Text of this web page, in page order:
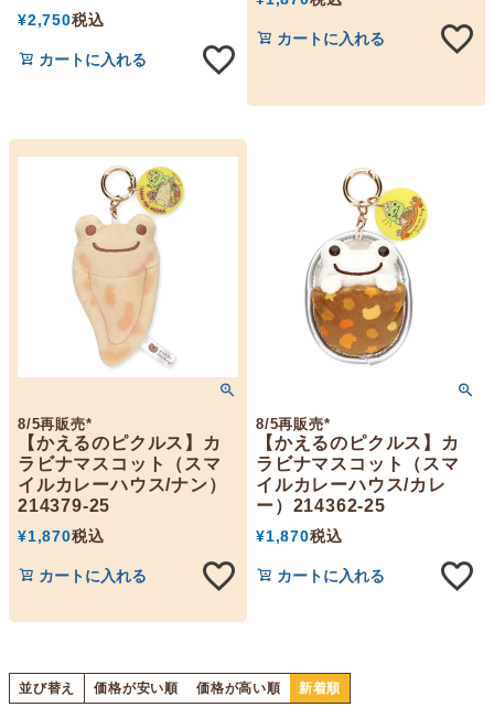
¥2,750税込
カートに入れる
カートに入れる
8/5再販売*
【かえるのピクルス】カ
ラビナマスコット（スマ
イルカレーハウス/ナン）
214379-25
¥1,870税込
カートに入れる
8/5再販売*
【かえるのピクルス】カ
ラビナマスコット（スマ
イルカレーハウス/カレ
ー）214362-25
¥1,870税込
カートに入れる
並び替え 価格が安い順 価格が高い順 新着順